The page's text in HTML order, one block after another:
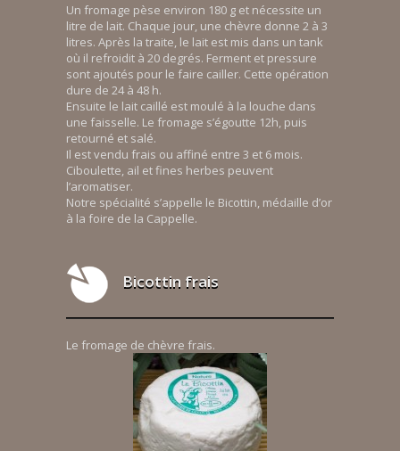
Un fromage pèse environ 180 g et nécessite un
litre de lait. Chaque jour, une chèvre donne 2 à 3
litres. Après la traite, le lait est mis dans un tank
où il refroidit à 20 degrés. Ferment et pressure
sont ajoutés pour le faire cailler. Cette opération
dure de 24 à 48 h.
Ensuite le lait caillé est moulé à la louche dans
une faisselle. Le fromage s’égoutte 12h, puis
retourné et salé.
Il est vendu frais ou affiné entre 3 et 6 mois.
Ciboulette, ail et fines herbes peuvent
l’aromatiser.
Notre spécialité s’appelle le Bicottin, médaille d’or
à la foire de la Cappelle.
Bicottin frais
Le fromage de chèvre frais.